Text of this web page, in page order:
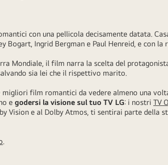
con una pellicola decisamente datata.
Bogart, Ingrid Bergman e Paul Henreid, e con la
Mondiale, il film narra la scelta del
sia lei che il rispettivo marito.
film romantici da vedere almeno una
e godersi la visione sul tuo TV LG: i nostri TV
Vision e al Dolby Atmos, ti sentirai parte della
.